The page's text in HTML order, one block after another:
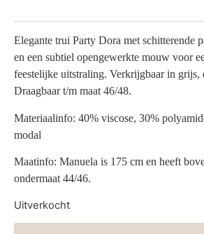
Elegante trui Party Dora met schitterende
en een subtiel opengewerkte mouw voor
feestelijke uitstraling. Verkrijgbaar in grijs,
Draagbaar t/m maat 46/48.
Materiaalinfo: 40% viscose, 30%
modal
Maatinfo: Manuela is 175 cm en heeft
ondermaat 44/46.
Uitverkocht